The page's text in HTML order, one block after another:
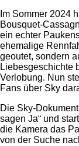
Im Sommer 2024
Bousquet-
ein echter
ehemalige
geoutet, sondern
Liebesgeschichte
Verlobung. Nun
Fans über Sky
Die Sky-
sagen Ja“ und
die Kamera das
von der Suche